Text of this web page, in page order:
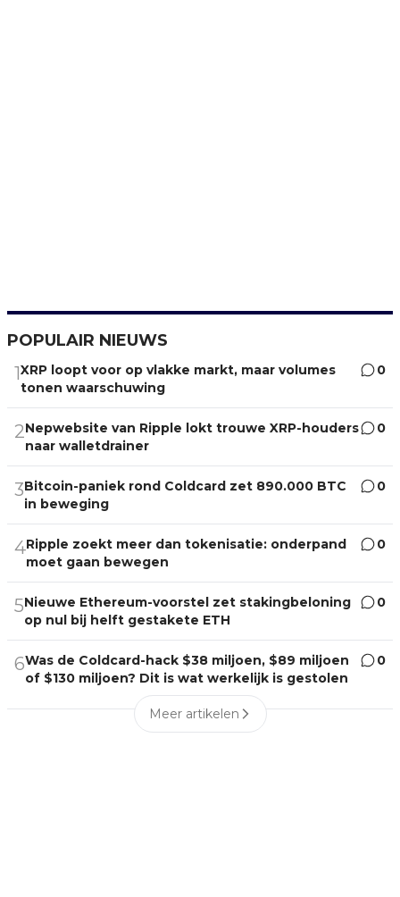
POPULAIR NIEUWS
1XRP loopt voor op vlakke markt, maar volumes
tonen waarschuwing
0
2Nepwebsite van Ripple lokt trouwe XRP-houders
naar walletdrainer
0
3Bitcoin-paniek rond Coldcard zet 890.000 BTC
in beweging
0
4Ripple zoekt meer dan tokenisatie: onderpand
moet gaan bewegen
0
5Nieuwe Ethereum-voorstel zet stakingbeloning
op nul bij helft gestakete ETH
0
6Was de Coldcard-hack $38 miljoen, $89 miljoen
of $130 miljoen? Dit is wat werkelijk is gestolen
0
Meer artikelen